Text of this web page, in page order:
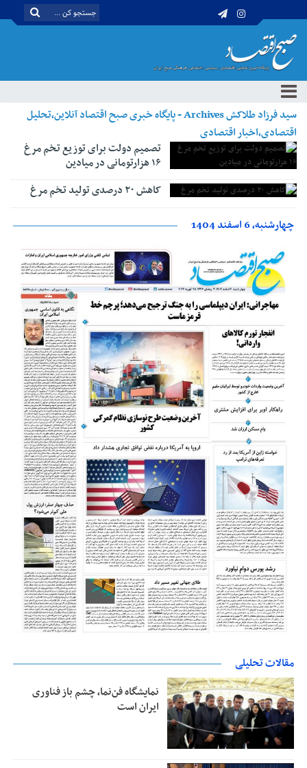
سید فرزاد طلاکش Archives - پایگاه خبری صبح اقتصاد آنلاین،تحلیل
اقتصادی،اخبار اقتصادی
تصمیم دولت برای توزیع تخم مرغ
۱۶ هزارتومانی در میادین
کاهش ۲۰ درصدی تولید تخم مرغ
چهارشنبه، 6 اسفند 1404
مقالات تحلیلی
نمایشگاه فن‌نما، چشم باز فناوری
ایران است